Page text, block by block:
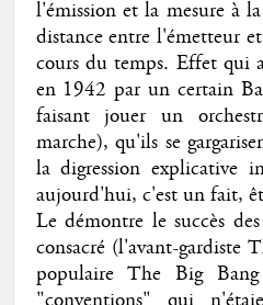
l'émission et la mesure à
distance entre l'émetteur
cours du temps. Effet qui
en 1942 par un certain
faisant jouer un
marche), qu'ils se
la digression explicative
aujourd'hui, c'est un fait,
Le démontre le succès
consacré (l'avant-gardiste
populaire The Big